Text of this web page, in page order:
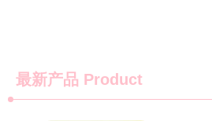
最新产品 Product